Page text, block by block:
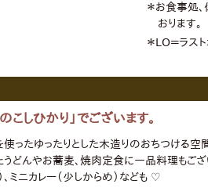
＊お食事処
おります。
＊LO＝ラス
しひかり」でございます。
ったゆったりとした木造りのおちつける空
どんやお蕎麦、焼肉定食に一品料理もござ
ミニカレー（少しからめ）なども ♡